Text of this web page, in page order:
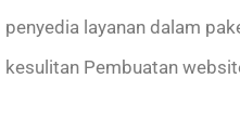
penyedia layanan dalam
kesulitan Pembuatan